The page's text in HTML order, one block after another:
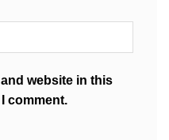
website in this
comment.